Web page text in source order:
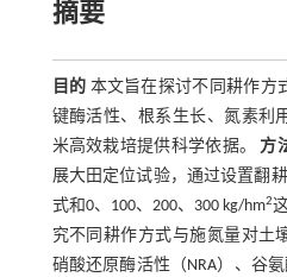
摘要
目的 本文旨在探讨不同耕作方
键酶活性、根系生长、氮素利
米高效栽培提供科学依据。方
展大田定位试验，通过设置翻
式和0、100、200、300 kg/hm2
究不同耕作方式与施氮量对土
硝酸还原酶活性（NRA）、谷氨